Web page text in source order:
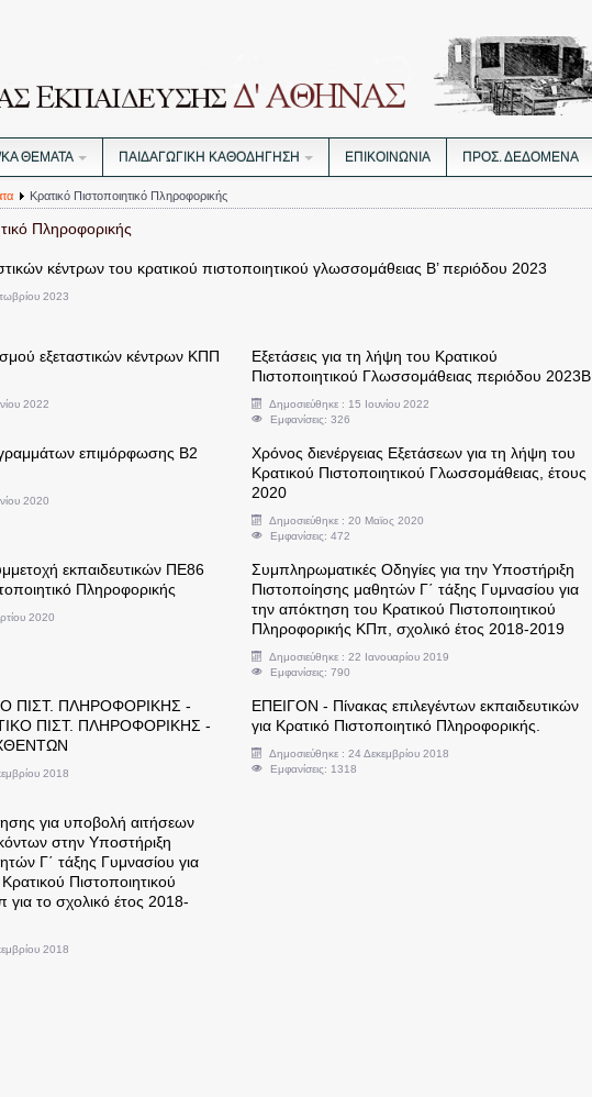
ΘΕΜΑΤΑ ΠΑΙΔΑΓΩΓΙΚΗ ΚΑΘΟΔΗΓΗΣΗ ΕΠΙΚΟΙΝΩΝΙΑ ΠΡΟΣ. ΔΕΔΟΜΈΝΑ
Κρατικό Πιστοποιητικό Πληροφορικής
Πληροφορικής
κέντρων του κρατικού πιστοποιητικού γλωσσομάθειας Β’ περιόδου 2023
2023
εξεταστικών κέντρων ΚΠΠ
2022
Εξετάσεις για τη λήψη του Κρατικού
Πιστοποιητικού Γλωσσομάθειας περιόδου 2023Β
Δημοσιεύθηκε : 15 Ιουνίου 2022
Εμφανίσεις: 326
επιμόρφωσης Β2
2020
Χρόνος διενέργειας Εξετάσεων για τη λήψη του
Κρατικού Πιστοποιητικού Γλωσσομάθειας, έτους
2020
Δημοσιεύθηκε : 20 Μαϊος 2020
Εμφανίσεις: 472
εκπαιδευτικών ΠΕ86
Πληροφορικής
2020
Συμπληρωματικές Οδηγίες για την Υποστήριξη
Πιστοποίησης μαθητών Γ΄ τάξης Γυμνασίου για
την απόκτηση του Κρατικού Πιστοποιητικού
Πληροφορικής ΚΠπ, σχολικό έτος 2018-2019
Δημοσιεύθηκε : 22 Ιανουαρίου 2019
Εμφανίσεις: 790
ΠΙΣΤ. ΠΛΗΡΟΦΟΡΙΚΗΣ -
ΠΙΣΤ. ΠΛΗΡΟΦΟΡΙΚΗΣ -
2018
ΕΠΕΙΓΟΝ - Πίνακας επιλεγέντων εκπαιδευτικών
για Κρατικό Πιστοποιητικό Πληροφορικής.
Δημοσιεύθηκε : 24 Δεκεμβρίου 2018
Εμφανίσεις: 1318
για υποβολή αιτήσεων
στην Υποστήριξη
Γ΄ τάξης Γυμνασίου για
Πιστοποιητικού
το σχολικό έτος 2018-
2018